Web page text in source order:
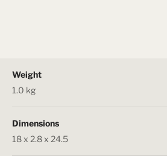
Weight
1.0 kg
Dimensions
18 x 2.8 x 24.5